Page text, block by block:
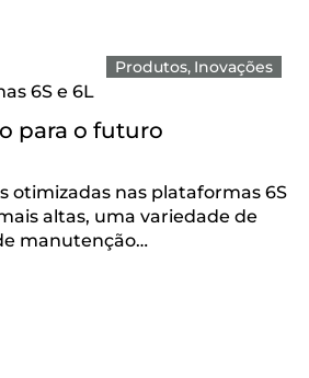
Produtos Inovações
6S e 6L
para o futuro
otimizadas nas plataformas 6S
altas, uma variedade de
manutenção…